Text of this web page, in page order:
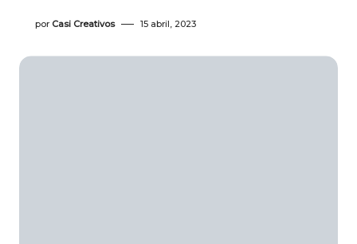
por Casi Creativos 15 abril, 2023